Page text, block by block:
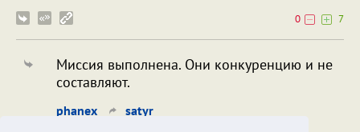
0
7
Миссия выполнена. Они конкуренцию и не
составляют.
phanex satyr